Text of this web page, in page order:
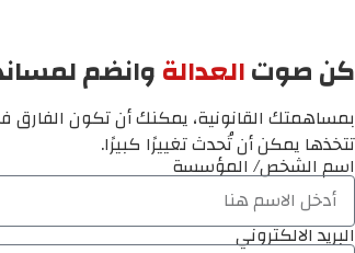
كن صوتالعدالةوانضم
بمساهمتك القانونية، يمكنك أن تكون
تتخذها يمكن أن تُحدث تغييرًا كبيرًا.
اسم الشخص/ المؤسسة
البريد الالكتروني